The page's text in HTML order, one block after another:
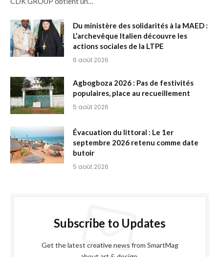
Du ministère des solidarités à la MAED :
L’archevêque Italien découvre les
actions sociales de la LTPE
6 août 2026
Agbogboza 2026 : Pas de festivités
populaires, place au recueillement
5 août 2026
Évacuation du littoral : Le 1er
septembre 2026 retenu comme date
butoir
5 août 2026
Subscribe to Updates
Get the latest creative news from SmartMag